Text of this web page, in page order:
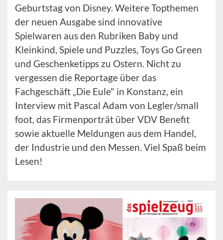
Geburtstag von Disney. Weitere Topthemen
der neuen Ausgabe sind innovative
Spielwaren aus den Rubriken Baby und
Kleinkind, Spiele und Puzzles, Toys Go Green
und Geschenketipps zu Ostern. Nicht zu
vergessen die Reportage über das
Fachgeschäft „Die Eule" in Konstanz, ein
Interview mit Pascal Adam von Legler/small
foot, das Firmenporträt über VDV Benefit
sowie aktuelle Meldungen aus dem Handel,
der Industrie und den Messen. Viel Spaß beim
Lesen!